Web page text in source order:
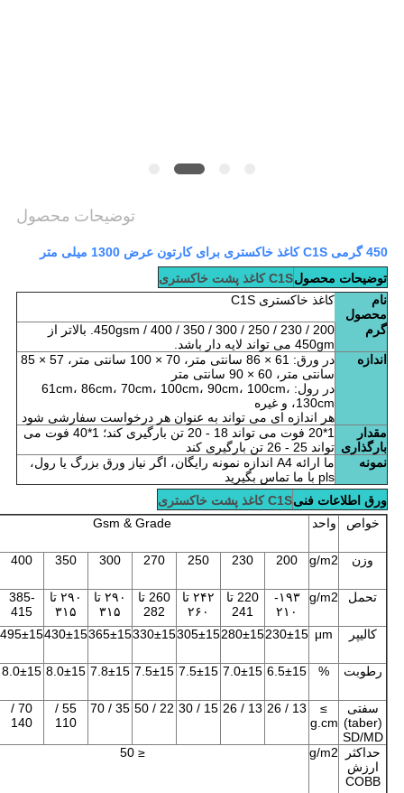
توضیحات محصول
450 گرمی C1S کاغذ خاکستری برای کارتون عرض 1300 میلی متر
توضیحات محصولC1S کاغذ پشت خاکستری
نام
محصول
کاغذ خاکستری C1S
گرم
200 / 230 / 250 / 300 / 350 / 400 / 450gsm. بالاتر از
450gm می تواند لایه دار باشد.
اندازه
در ورق: 61 × 86 سانتی متر، 70 × 100 سانتی متر، 57 × 85
سانتی متر، 60 × 90 سانتی متر
در رول: 61cm، 86cm، 70cm، 100cm، 90cm، 100cm،
130cm، و غیره
هر اندازه ای می تواند به عنوان هر درخواست سفارشی شود
مقدار
بارگذاری
1*20 فوت می تواند 18 - 20 تن بارگیری کند؛ 1*40 فوت می
تواند 25 - 26 تن بارگیری کند
نمونه
ما ارائه A4 اندازه نمونه رایگان، اگر نیاز ورق بزرگ یا رول،
pls با ما تماس بگیرید
ورق اطلاعات فنیC1S کاغذ پشت خاکستری
خواص
واحد Gsm & Grade
وزن g/m2
200
230
250
270
300
350
400
تحمل g/m2
۱۹۳-
۲۱۰
220 تا
241
۲۴۲ تا
۲۶۰
260 تا
282
۲۹۰ تا
۳۱۵
۲۹۰ تا
۳۱۵
385-
415
کالیپر
μm
230±15
280±15
305±15
330±15
365±15
430±15
495±15
رطوبت %
6.5±15
7.0±15
7.5±15
7.5±15
7.8±15
8.0±15
8.0±15
سفتی
(taber)
SD/MD
≥
g.cm
13 / 26
13 / 26
15 / 30
22 / 50
35 / 70
55 /
110
70 /
140
حداکثر
ارزش
COBB
g/m2
≤ 50